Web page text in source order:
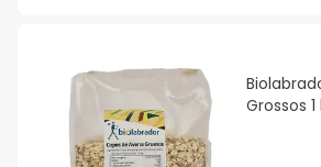
Grossos 1